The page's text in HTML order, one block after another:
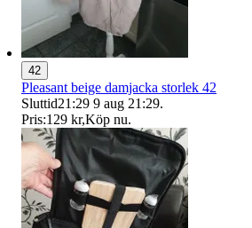
42
Pleasant beige damjacka storlek 42
Sluttid21:29 9 aug 21:29.
Pris:129 kr,Köp nu.